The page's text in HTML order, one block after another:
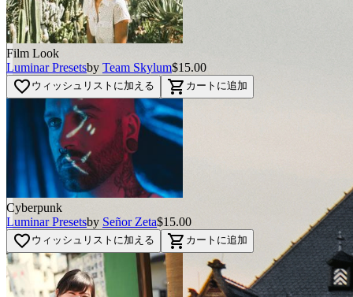
Film Look
Luminar Presetsby Team Skylum$15.00
favorite_border ウィッシュリストに加える shopping_cart カートに追加
Cyberpunk
Luminar Presetsby Señor Zeta$15.00
favorite_border ウィッシュリストに加える shopping_cart カートに追加